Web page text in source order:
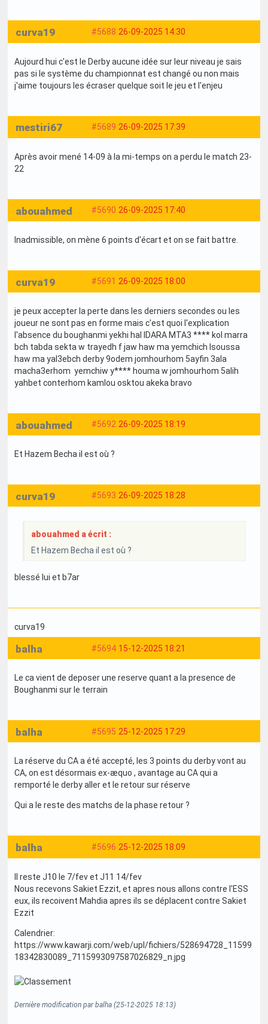
#5688 26-09-2025 14:30
curva19
Aujourd hui c'est le Derby aucune idée sur leur niveau je sais
pas si le système du championnat est changé ou non mais
j'aime toujours les écraser quelque soit le jeu et l'enjeu
#5689 26-09-2025 17:39
mestiri67
Après avoir mené 14-09 à la mi-temps on a perdu le match 23-
22
#5690 26-09-2025 17:40
abouahmed
Inadmissible, on mène 6 points d'écart et on se fait battre.
#5691 26-09-2025 18:00
curva19
je peux accepter la perte dans les derniers secondes ou les
joueur ne sont pas en forme mais c'est quoi l'explication
l'absence du boughanmi yekhi hal IDARA MTA3 **** kol marra
bch tabda sekta w trayedh f jaw haw ma yemchich lsoussa
haw ma yal3ebch derby 9odem jomhourhom 5ayfin 3ala
macha3erhom yemchiw y**** houma w jomhourhom 5alih
yahbet conterhom kamlou osktou akeka bravo
#5692 26-09-2025 18:19
abouahmed
Et Hazem Becha il est où ?
#5693 26-09-2025 18:28
curva19
abouahmed a écrit :
Et Hazem Becha il est où ?
blessé lui et b7ar
curva19
#5694 15-12-2025 18:21
balha
Le ca vient de deposer une reserve quant a la presence de
Boughanmi sur le terrain
#5695 25-12-2025 17:29
balha
La réserve du CA a été accepté, les 3 points du derby vont au
CA, on est désormais ex-æquo , avantage au CA qui a
remporté le derby aller et le retour sur réserve
Qui a le reste des matchs de la phase retour ?
#5696 25-12-2025 18:09
balha
Il reste J10 le 7/fev et J11 14/fev
Nous recevons Sakiet Ezzit, et apres nous allons contre l'ESS
eux, ils recoivent Mahdia apres ils se déplacent contre Sakiet
Ezzit
Calendrier:
https://www.kawarji.com/web/upl/fichiers/528694728_11599
18342830089_7115993097587026829_n.jpg
Dernière modification par balha (25-12-2025 18:13)